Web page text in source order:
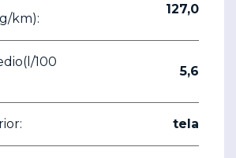
km):
127,0
100
5,6
tela